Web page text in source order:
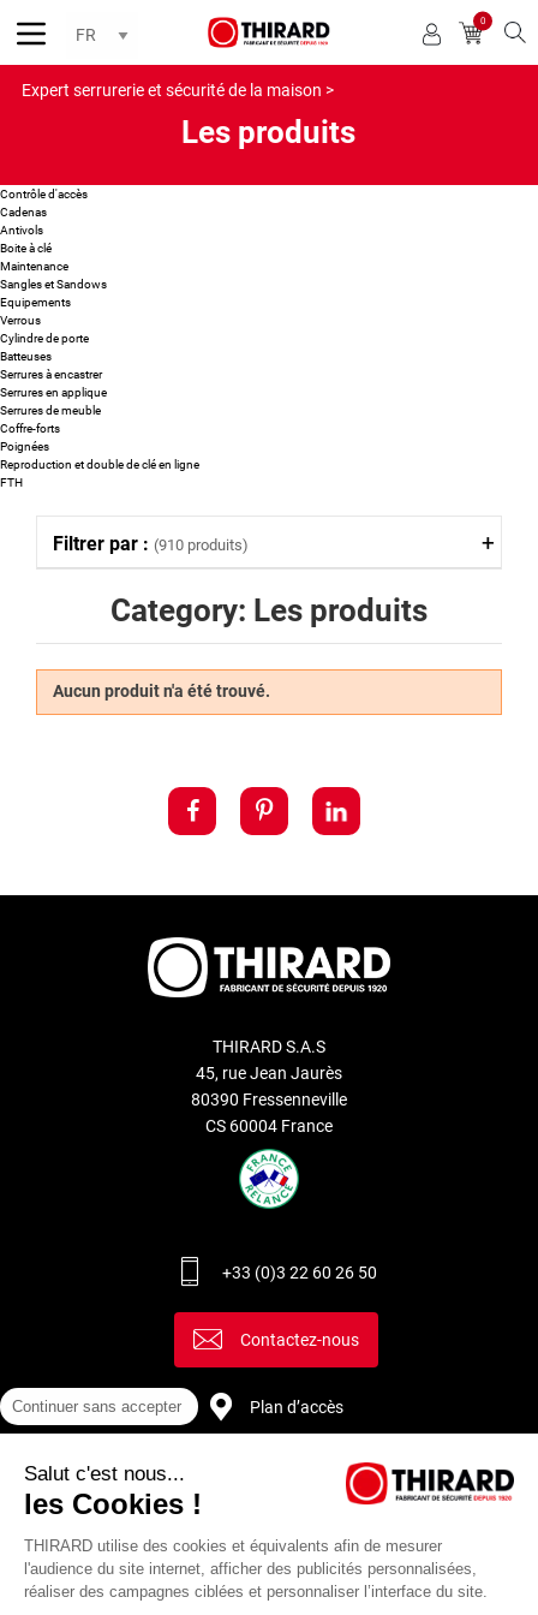
0
Expert serrurerie et sécurité de la maison >
Les produits
Contrôle d'accès
Cadenas
Antivols
Boite à clé
Maintenance
Sangles et Sandows
Equipements
Verrous
Cylindre de porte
Batteuses
Serrures à encastrer
Serrures en applique
Serrures de meuble
Coffre-forts
Poignées
Reproduction et double de clé en ligne
FTH
Category: Les produits
Aucun produit n'a été trouvé.
Filtrer par : (910 produits)
THIRARD S.A.S
45, rue Jean Jaurès
80390 Fressenneville
CS 60004 France
+33 (0)3 22 60 26 50
Contactez-nous
Plan d’accès
Continuer sans accepter
Salut c'est nous...
les Cookies !
THIRARD utilise des cookies et équivalents afin de mesurer
l'audience du site internet, afficher des publicités personnalisées,
réaliser des campagnes ciblées et personnaliser l’interface du site.